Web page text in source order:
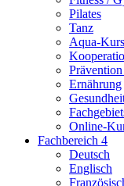
Pilates
Tanz
Aqua-
Ernährung
Online-
Fachbereich 4
Deutsch
Englisch